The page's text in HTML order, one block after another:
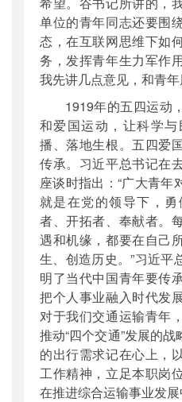
单位的青年同志还要围
态，在互联网思维下如
务，发挥青年生力军作
我先讲几点意见，和青年
1919年的五四运动
和爱国运动，让科学
播、落地生根。五四爱
传承。习近平总书记在
座谈时指出：“广大青年
就是在党的领导下，
者、开拓者、奉献者。
遇和机缘，都要在自己
生、创造历史。”习近平
明了当代中国青年要传
把个人事业融入时代发
对于我们交通运输青年
推动“四个交通”发展的
的出行需求记在心上，
工作精神，立足本职岗
在推进综合运输事业发展